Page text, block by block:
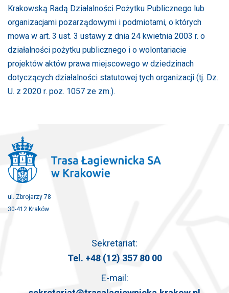
Krakowską Radą Działalności Pożytku Publicznego lub
organizacjami pozarządowymi i podmiotami, o których
mowa w art. 3 ust. 3 ustawy z dnia 24 kwietnia 2003 r. o
działalności pożytku publicznego i o wolontariacie
projektów aktów prawa miejscowego w dziedzinach
dotyczących działalności statutowej tych organizacji (tj. Dz.
U. z 2020 r. poz. 1057 ze zm.).
ul. Zbrojarzy 78
30-412 Kraków
Sekretariat:
Tel. +48 (12) 357 80 00
E-mail: